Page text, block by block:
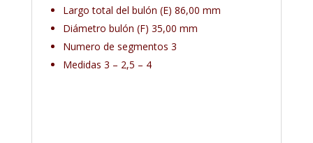
Largo total del bulón (E) 86,00 mm
Diámetro bulón (F) 35,00 mm
Numero de segmentos 3
Medidas 3 – 2,5 – 4